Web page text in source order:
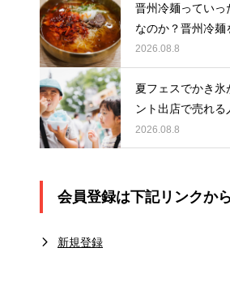
晋州冷麺っていっ
なのか？晋州冷麺
なアイテムとは？
2026.08.8
夏フェスでかき
ント出店で売れ
りのポイント
2026.08.8
会員登録は下記リンクから
新規登録